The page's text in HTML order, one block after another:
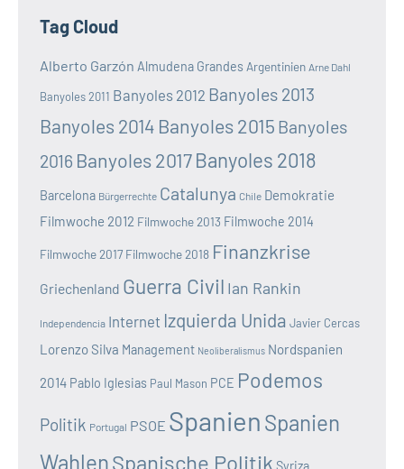
Tag Cloud
Alberto Garzón Almudena Grandes Argentinien Arne Dahl
Banyoles 2011 Banyoles 2012 Banyoles 2013
Banyoles 2014 Banyoles 2015 Banyoles
2016 Banyoles 2017 Banyoles 2018
Barcelona Bürgerrechte Catalunya Chile Demokratie
Filmwoche 2012 Filmwoche 2013 Filmwoche 2014
Filmwoche 2017 Filmwoche 2018 Finanzkrise
Griechenland Guerra Civil Ian Rankin
Independencia Internet Izquierda Unida Javier Cercas
Lorenzo Silva Management Neoliberalismus Nordspanien
2014 Pablo Iglesias Paul Mason PCE Podemos
Politik Portugal PSOE Spanien Spanien
WahlenSpanische Politik Syriza